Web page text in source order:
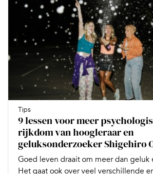
Tips
9 lessen voor meer
rijkdom van hoogleraar en
geluksonderzoeker Shigehiro
Goed leven draait om meer dan geluk
Het gaat ook over veel verschillende